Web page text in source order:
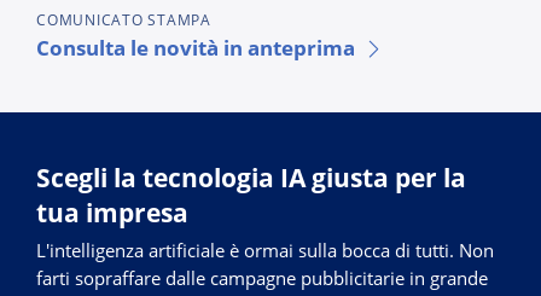
COMUNICATO STAMPA
Consulta le novità in anteprima
Scegli la tecnologia IA giusta per la
tua impresa
L'intelligenza artificiale è ormai sulla bocca di tutti. Non
farti sopraffare dalle campagne pubblicitarie in grande